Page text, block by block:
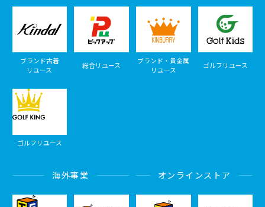
ブランド古着
リユース
総合リユース
ブランド・貴金属
リユース
ゴルフリユース
ゴルフリユース
海外事業 オンラインストア